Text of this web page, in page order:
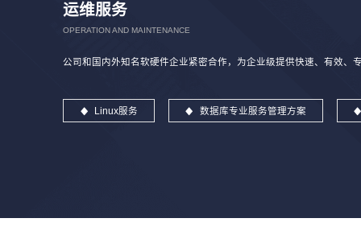
运维服务
OPERATION AND MAINTENANCE
公司和国内外知名软硬件企业紧密合作，为企业级提供快速、有效、
Linux服务 数据库专业服务管理方案